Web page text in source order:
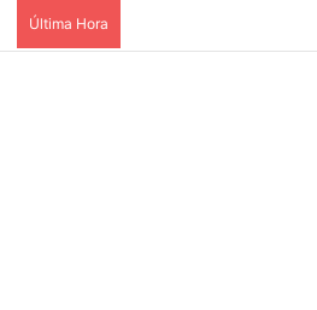
Última Hora